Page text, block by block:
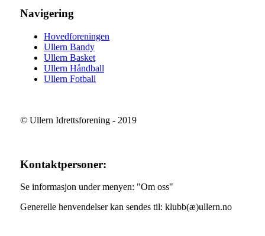
Navigering
Hovedforeningen
Ullern Bandy
Ullern Basket
Ullern Håndball
Ullern Fotball
© Ullern Idrettsforening - 2019
Kontaktpersoner:
Se informasjon under menyen: "Om oss"
Generelle henvendelser kan sendes til: klubb(æ)ullern.no